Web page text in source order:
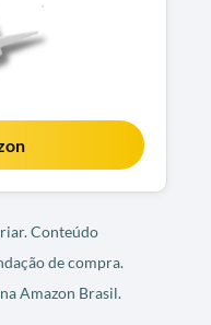
Conteúdo
de compra.
Amazon Brasil.